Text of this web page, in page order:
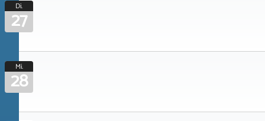
Di.
27
Mi.
28